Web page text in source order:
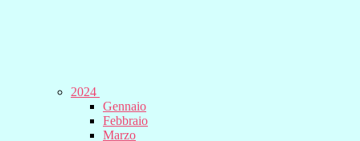
2024
Gennaio
Febbraio
Marzo